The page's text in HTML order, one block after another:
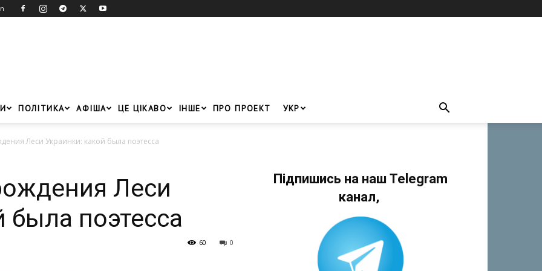
ПОЛІТИКА АФІША ЦЕ ЦІКАВО ІНШЕ ПРО ПРОЕКТ УКР
Леси Украинки: какой была поэтесса
Леси
была поэтесса
0
60
Підпишись на наш Telegram
канал,